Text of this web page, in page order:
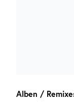
Alben /